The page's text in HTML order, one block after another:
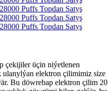
çekijiler üçin niýetlenen
elektron çilimimiz size
Bu döwrebap elektron çilim 20